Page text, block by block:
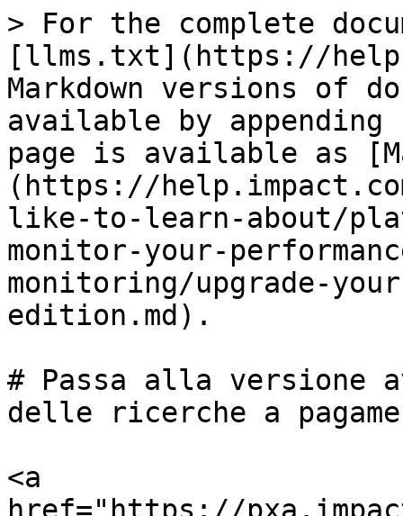
> For the complete
[llms.txt](https://
Markdown versions of
available by
page is available as
(https://
like-to-learn-about/
monitor-your-
monitoring/upgrade-
edition.md).
# Passa alla versione
delle ricerche a
<a